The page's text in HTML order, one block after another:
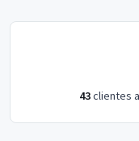
43clientes